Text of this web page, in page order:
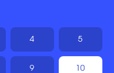
4 5
9 10